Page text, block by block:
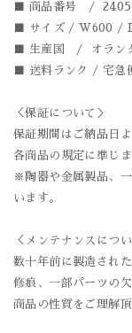
■ 商品番号 /
■ サイズ / W600 /
■ 生産国 / オラン
■ 送料ランク / 宅急
＜保証について＞
保証期間はご納品日
各商品の規定に準じま
※陶器や金属製品、
います。
＜メンテナンスについ
数十年前に製造され
修痕、一部パーツの
商品の性質をご理解